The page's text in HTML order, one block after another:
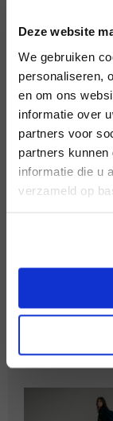
Deze website
We gebruiken
personaliseren,
en om ons
informatie over
partners voor
partners
informatie die u
verzameld op
aan of
MERK
Aaiko
MERK
Lofty Manner